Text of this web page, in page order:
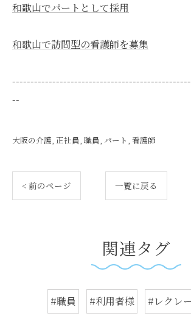
和歌山でパートとして採用
和歌山で訪問型の看護師を募集
--
大阪の介護 正社員 職員 パート 看護師
< 前のページ 一覧に戻る
関連タグ
#職員 #利用者様 #レクレ